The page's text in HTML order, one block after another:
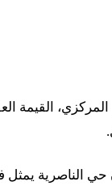
القيمة
الناصرية